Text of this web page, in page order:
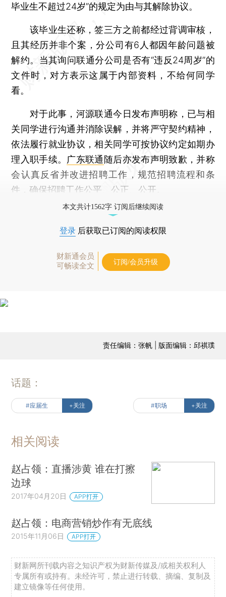
毕业生不超过24岁”的规定为由与其解除协议。
该毕业生还称，签三方之前都经过背调审核，
且其经历并非个案，分公司有6人都因年龄问题被
解约。当其询问联通分公司是否有“违反24周岁”的
文件时，对方表示这属于内部资料，不给何同学
看。
对于此事，河源联通今日发布声明称，已与相
关同学进行沟通并消除误解，并将严守契约精神，
依法履行就业协议，相关同学可按协议约定如期办
理入职手续。 广东联通随后亦发布声明致歉，并称
会认真反省并改进招聘工作，规范招聘流程和条
件，确保招聘工作公平、公正、公开。
本文共计1562字 订阅后继续阅读
登录 后获取已订阅的阅读权限
财新通会员
可畅读全文
订阅/会员升级
责任编辑：张帆 | 版面编辑：邱祺璞
话题：
#应届生 +关注 #职场 +关注
相关阅读
赵占领：直播涉黄 谁在打擦
边球
2017年04月20日 APP打开
赵占领：电商营销炒作有无底线
2015年11月06日 APP打开
财新网所刊载内容之知识产权为财新传媒及/或相关权利人
专属所有或持有。未经许可，禁止进行转载、摘编、复制及
建立镜像等任何使用。